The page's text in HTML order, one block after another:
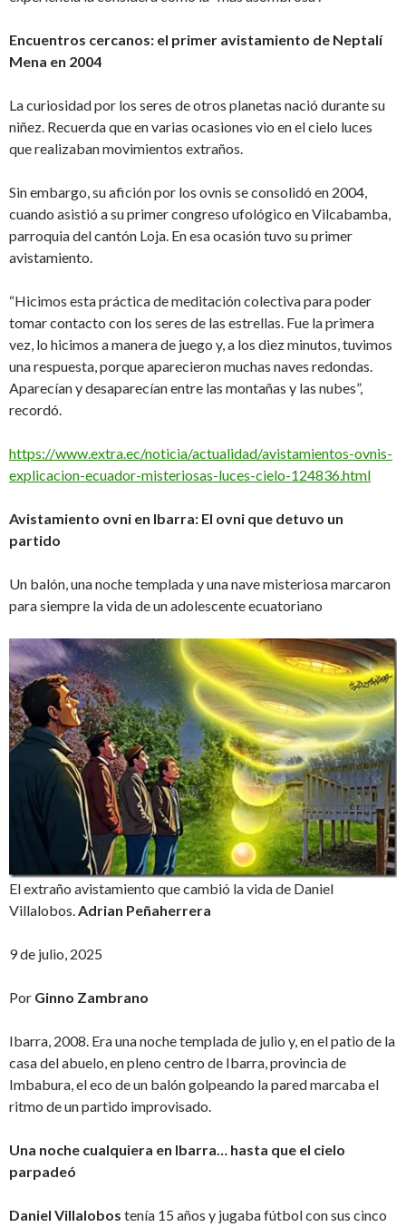
Encuentros cercanos: el primer avistamiento de Neptalí
Mena en 2004
La curiosidad por los seres de otros planetas nació durante su
niñez. Recuerda que en varias ocasiones vio en el cielo luces
que realizaban movimientos extraños.
Sin embargo, su afición por los ovnis se consolidó en 2004,
cuando asistió a su primer congreso ufológico en Vilcabamba,
parroquia del cantón Loja. En esa ocasión tuvo su primer
avistamiento.
“Hicimos esta práctica de meditación colectiva para poder
tomar contacto con los seres de las estrellas. Fue la primera
vez, lo hicimos a manera de juego y, a los diez minutos, tuvimos
una respuesta, porque aparecieron muchas naves redondas.
Aparecían y desaparecíanentre las montañas y las nubes”,
recordó.
https://www.extra.ec/noticia/actualidad/avistamientos-ovnis-
explicacion-ecuador-misteriosas-luces-cielo-124836.html
Avistamiento ovni en Ibarra: El ovni que detuvo un
partido
Un balón, una noche templada y una nave misteriosa marcaron
para siempre la vida de un adolescente ecuatoriano
El extraño avistamiento que cambió la vida de Daniel
Villalobos.Adrian Peñaherrera
9 de julio, 2025
Por Ginno Zambrano
Ibarra, 2008. Era una noche templada de julio y, en el patio de la
casa del abuelo, en pleno centro de Ibarra, provincia de
Imbabura, el eco de un balón golpeando la pared marcaba el
ritmo de un partido improvisado.
Una noche cualquiera en Ibarra… hasta que el cielo
parpadeó
Daniel Villalobos tenía 15 años y jugaba fútbol con sus cinco